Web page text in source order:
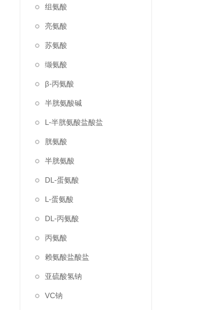
组氨酸
亮氨酸
苏氨酸
缬氨酸
β-丙氨酸
半胱氨酸碱
L-半胱氨酸盐酸盐
胱氨酸
半胱氨酸
DL-蛋氨酸
L-蛋氨酸
DL-丙氨酸
丙氨酸
赖氨酸盐酸盐
亚硫酸氢钠
VC钠